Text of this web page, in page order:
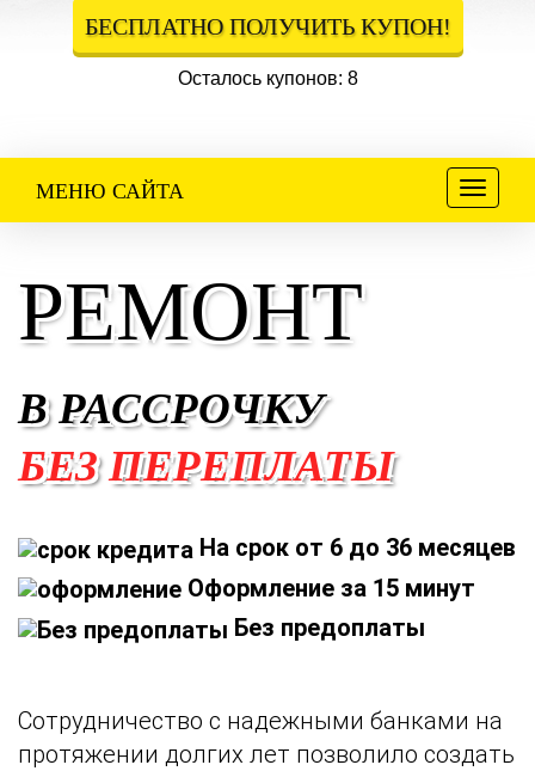
БЕСПЛАТНО ПОЛУЧИТЬ КУПОН!
Осталось купонов: 8
Меню
МЕНЮ САЙТА
РЕМОНТ
В РАССРОЧКУ
БЕЗ ПЕРЕПЛАТЫ
На срок от 6 до 36 месяцев
Оформление за 15 минут
Без предоплаты
Сотрудничество с надежными банками на
протяжении долгих лет позволило создать